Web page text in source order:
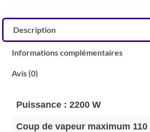
Description
Informations complémentaires
Avis (0)
Puissance : 2200 W
Coup de vapeur maximum